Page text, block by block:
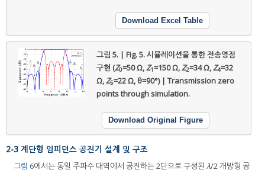
Download Excel Table
그림 5. | Fig. 5.시뮬레이션을 통한 전송영점
구현 (Z0=50 Ω,Z1=150 Ω,Z2=34 Ω,Z4=32
Ω,Z5=22 Ω, θ=90°) | Transmission zero
points through simulation.
Download Original Figure
2-3 계단형 임피던스 공진기 설계 및 구조
그림 6에서는 동일 주파수 대역에서 공진하는 2단으로 구성된 λ/2 개방형 공